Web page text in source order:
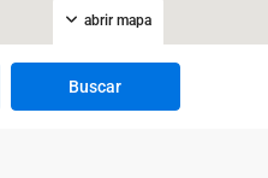
abrir mapa